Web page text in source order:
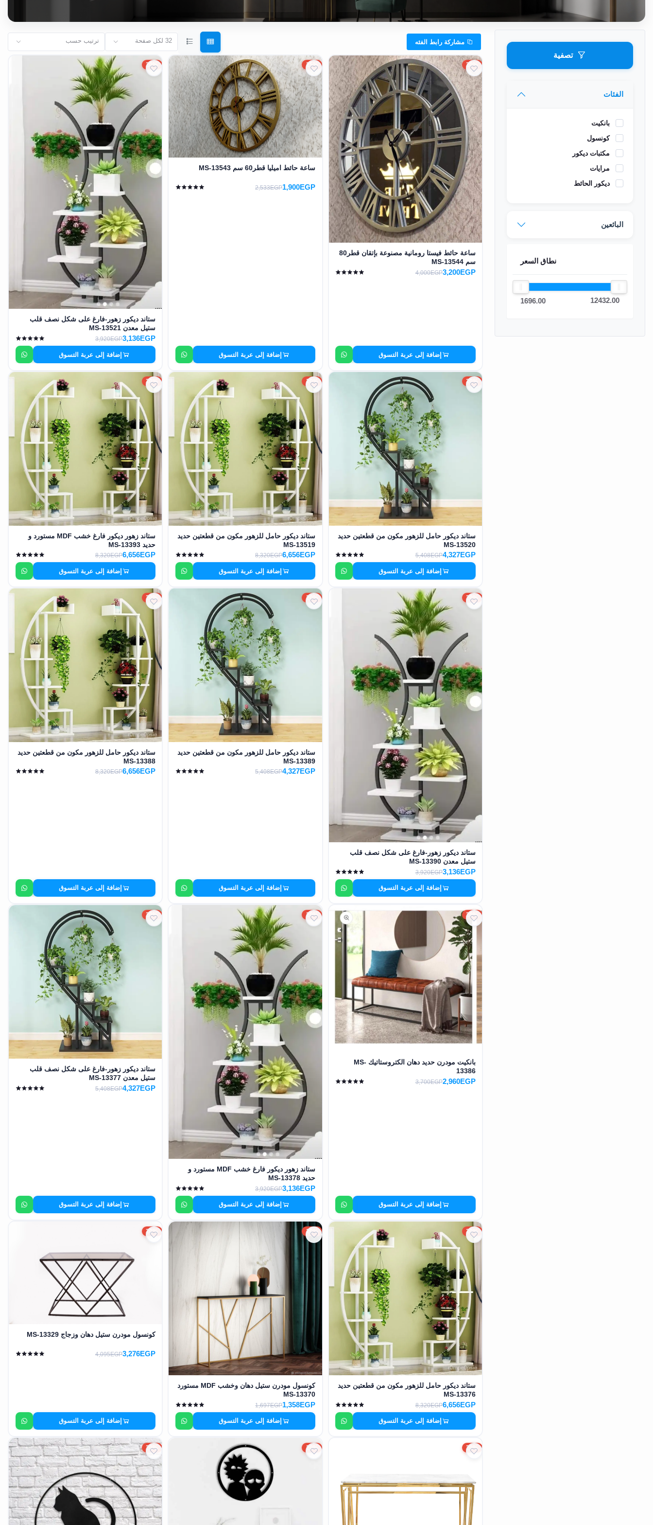
أثاث
مرورية
مياه
أثاث
أدوات
اشترك
تصفية
الفئات
بانكيت
كونسول
مكتبات ديكور
مرايات
ديكور الحائط
البائعين
نطاق السعر
12432.00
1696.00
32 لكل صفحة ترتيب حسب
20%
ساعة حائط فيستا رومانية مصنوعة بإتقان قطر80
سم MS-13544
3,200EGP
4,000EGP
إضافة إلى عربة التسوق
25%
ساعة حائط اميليا قطر60 سم MS-13543
1,900EGP
2,533EGP
إضافة إلى عربة التسوق
20%
ستاند ديكور زهور-فارغ على شكل نصف قلب
ستيل معدن MS-13521
3,136EGP
3,920EGP
إضافة إلى عربة التسوق
20%
ستاند ديكور حامل للزهور مكون من قطعتين حديد
MS-13520
4,327EGP
5,408EGP
إضافة إلى عربة التسوق
20%
ستاند ديكور حامل للزهور مكون من قطعتين حديد
MS-13519
6,656EGP
8,320EGP
إضافة إلى عربة التسوق
20%
ستاند زهور ديكور فارغ خشب MDF مستورد و
حديد MS-13393
6,656EGP
8,320EGP
إضافة إلى عربة التسوق
20%
ستاند ديكور زهور-فارغ على شكل نصف قلب
ستيل معدن MS-13390
3,136EGP
3,920EGP
إضافة إلى عربة التسوق
20%
ستاند ديكور حامل للزهور مكون من قطعتين حديد
MS-13389
4,327EGP
5,408EGP
إضافة إلى عربة التسوق
20%
ستاند ديكور حامل للزهور مكون من قطعتين حديد
MS-13388
6,656EGP
8,320EGP
إضافة إلى عربة التسوق
20%
بانكيت مودرن حديد دهان الكتروستاتيك MS-
13386
2,960EGP
3,700EGP
إضافة إلى عربة التسوق
20%
ستاند زهور ديكور فارغ خشب MDF مستورد و
حديد MS-13378
3,136EGP
3,920EGP
إضافة إلى عربة التسوق
20%
ستاند ديكور زهور-فارغ على شكل نصف قلب
ستيل معدن MS-13377
4,327EGP
5,408EGP
إضافة إلى عربة التسوق
20%
ستاند ديكور حامل للزهور مكون من قطعتين حديد
MS-13376
6,656EGP
8,320EGP
إضافة إلى عربة التسوق
20%
كونسول مودرن ستيل دهان وخشب MDF مستورد
MS-13370
1,358EGP
1,697EGP
إضافة إلى عربة التسوق
20%
كونسول مودرن ستيل دهان وزجاج MS-13329
3,276EGP
4,095EGP
إضافة إلى عربة التسوق
20%
20%
20%